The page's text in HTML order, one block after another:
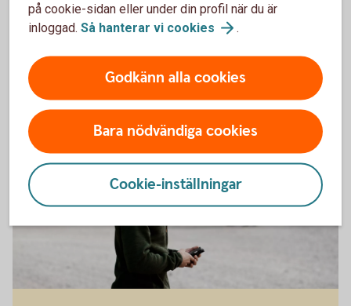
Slå på/av ditt kort för internetköp
Handla på nätet medkort
på cookie-sidan eller under din profil när du är
inloggad. Så hanterar vi cookies .
Godkänn alla cookies
Bara nödvändiga cookies
Cookie-inställningar